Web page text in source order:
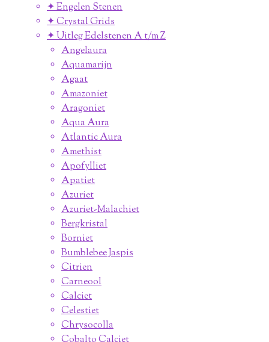
✦ Engelen Stenen
✦ Crystal Grids
✦ Uitleg Edelstenen A t/m Z
Angelaura
Aquamarijn
Agaat
Amazoniet
Aragoniet
Aqua Aura
Atlantic Aura
Amethist
Apofylliet
Apatiet
Azuriet
Azuriet-Malachiet
Bergkristal
Borniet
Bumblebee Jaspis
Citrien
Carneool
Calciet
Celestiet
Chrysocolla